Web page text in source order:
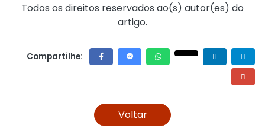
Todos os direitos reservados ao(s) autor(es) do
artigo.
Compartilhe:
Voltar